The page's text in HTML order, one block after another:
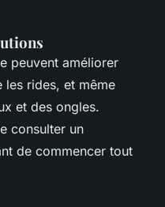
peuvent améliorer
les rides, et même
et des ongles.
consulter un
de commencer tout